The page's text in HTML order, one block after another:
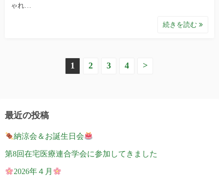
ゃれ…
続きを読む
ペ
ー
ジ
1 2 3 4 >
最近の投稿
納涼会＆お誕生日会
第8回在宅医療連合学会に参加してきました
2026年４月